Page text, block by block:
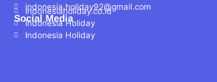
indonesia.holiday92@gmail.com
Social Media
Indonesiaholiday.co.id
Indonesia Holiday
Indonesia Holiday